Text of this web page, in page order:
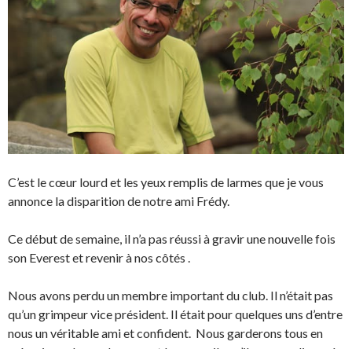
C’est le cœur lourd et les yeux remplis de larmes que je vous
annonce la disparition de notre ami Frédy.
Ce début de semaine, il n’a pas réussi à gravir une nouvelle fois
son Everest et revenir à nos côtés .
Nous avons perdu un membre important du club. Il n’était pas
qu’un grimpeur vice président. Il était pour quelques uns d’entre
nous un véritable ami et confident. Nous garderons tous en